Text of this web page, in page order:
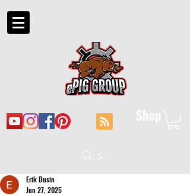
Shop
Suche
Erik Dusin
Jun 27, 2025